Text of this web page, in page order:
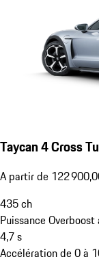
Taycan 4 Cross
A partir de 122
435ch
Puissance
4,7s
Accélération de 0 à